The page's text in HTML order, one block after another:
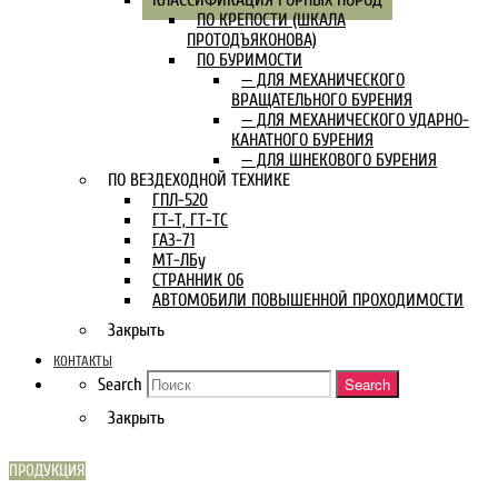
ПО КРЕПОСТИ (ШКАЛА
ПРОТОДЪЯКОНОВА)
ПО БУРИМОСТИ
— ДЛЯ МЕХАНИЧЕСКОГО
ВРАЩАТЕЛЬНОГО БУРЕНИЯ
— ДЛЯ МЕХАНИЧЕСКОГО УДАРНО-
КАНАТНОГО БУРЕНИЯ
— ДЛЯ ШНЕКОВОГО БУРЕНИЯ
ПО ВЕЗДЕХОДНОЙ ТЕХНИКЕ
ГПЛ-520
ГТ-Т, ГТ-ТС
ГАЗ-71
МТ-ЛБу
СТРАННИК 06
АВТОМОБИЛИ ПОВЫШЕННОЙ ПРОХОДИМОСТИ
Закрыть
КОНТАКТЫ
Search Search
Закрыть
ПРОДУКЦИЯ